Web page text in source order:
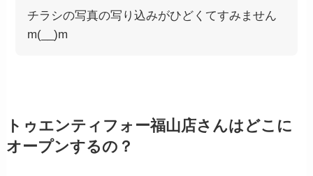
チラシの写真の写り込みがひどくてすみません
m(__)m
トゥエンティフォー福山店さんはどこに
オープンするの？